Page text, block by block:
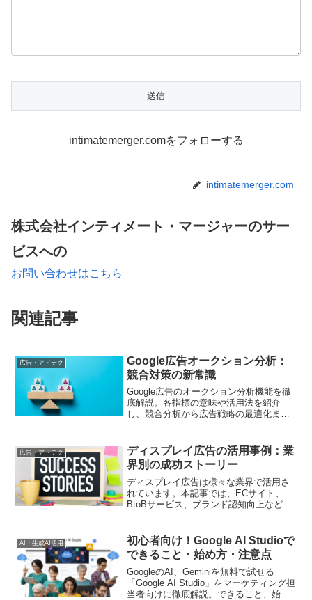
intimatemerger.comをフォローする
intimatemerger.com
株式会社インティメート・マージャーのサー
ビスへの
お問い合わせはこちら
関連記事
広告・アドテク
Google広告オークション分析：
競合対策の新常識
Google広告のオークション分析機能を徹
底解説。各指標の意味や活用法を紹介
し、競合分析から広告戦略の最適化ま
広告・アドテク
ディスプレイ広告の活用事例：業
界別の成功ストーリー
ディスプレイ広告は様々な業界で活用さ
れています。本記事では、ECサイト、
BtoBサービス、ブランド認知向上など、
かを理解し、自社の広告戦略を参考にし
ましょう
AI・生成AI活用
初心者向け！Google AI Studioで
できること・始め方・注意点
GoogleのAI、Geminiを無料で試せる
「Google AI Studio」をマーケティング担
当者向けに徹底解説。できること、始め